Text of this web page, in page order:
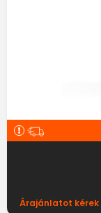
Árajánlatot kérek